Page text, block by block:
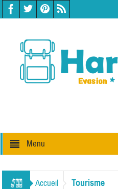
Menu
Accueil Tourisme